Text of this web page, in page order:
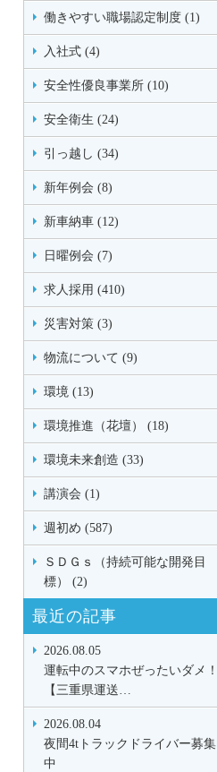
働きやすい職場認定制度 (1)
入社式 (4)
安全性優良事業所 (10)
安全衛生 (24)
引っ越し (34)
新年例会 (8)
新車納車 (12)
日曜例会 (7)
求人採用 (410)
災害対策 (3)
物流について (9)
環境 (13)
環境推進（花壇） (18)
環境未来創造 (33)
講演会 (1)
週初め (587)
ＳＤＧｓ（持続可能な開発目
標） (2)
最近の記事
2026.08.05
運転中のスマホぜったいダメ！
【三重県運送…
2026.08.04
夜間4tトラックドライバー募集
中